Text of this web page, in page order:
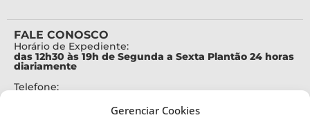
Gerenciar Cookies
FALE CONOSCO
Horário de Expediente:
das 12h30 às 19h de Segunda a Sexta Plantão 24 horas
diariamente
Telefone: